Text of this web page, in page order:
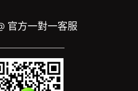
官方一對一客服